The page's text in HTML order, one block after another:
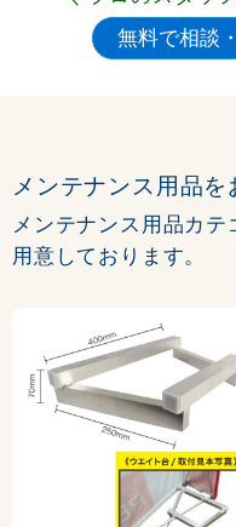
メンテナンス用品を
メンテナンス用品カ
用意しております。